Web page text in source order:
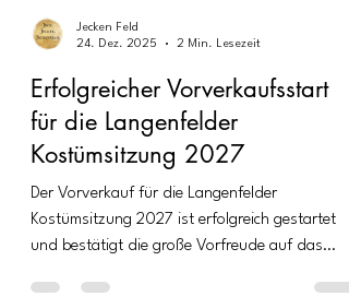
Jecken Feld
24. Dez. 2025
2 Min. Lesezeit
Erfolgreicher Vorverkaufsstart
für die Langenfelder
Kostümsitzung 2027
Kostümsitzung 2027 ist erfolgreich gestartet